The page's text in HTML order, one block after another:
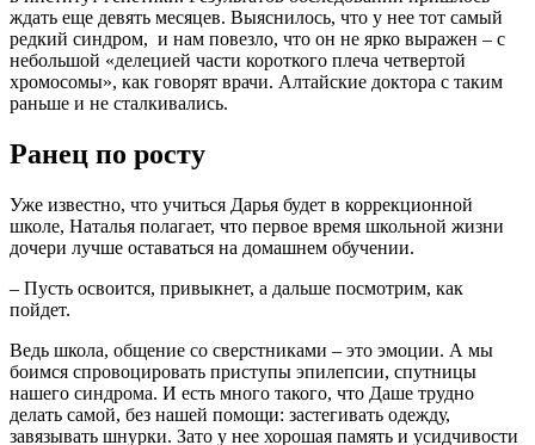
ждать еще девять месяцев. Выяснилось, что у нее тот самый
редкий синдром, и нам повезло, что он не ярко выражен – с
небольшой «делецией части короткого плеча четвертой
хромосомы», как говорят врачи. Алтайские доктора с таким
раньше и не сталкивались.
Ранец по росту
Уже известно, что учиться Дарья будет в коррекционной
школе, Наталья полагает, что первое время школьной жизни
дочери лучше оставаться на домашнем обучении.
– Пусть освоится, привыкнет, а дальше посмотрим, как
пойдет.
Ведь школа, общение со сверстниками – это эмоции. А мы
боимся спровоцировать приступы эпилепсии, спутницы
нашего синдрома. И есть много такого, что Даше трудно
делать самой, без нашей помощи: застегивать одежду,
завязывать шнурки. Зато у нее хорошая память и усидчивости